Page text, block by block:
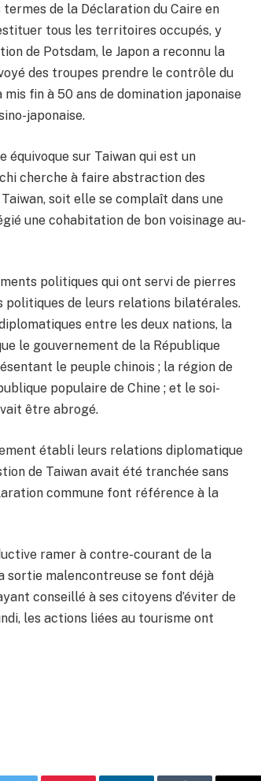
de la Déclaration du Caire en
tous les territoires occupés, y
de Potsdam, le Japon a reconnu la
des troupes prendre le contrôle du
fin à 50 ans de domination japonaise
japonaise.
sur Taiwan qui est un
cherche à faire abstraction des
soit elle se complaît dans une
une cohabitation de bon voisinage au-
politiques qui ont servi de pierres
de leurs relations bilatérales.
entre les deux nations, la
le gouvernement de la République
le peuple chinois ; la région de
populaire de Chine ; et le soi-
être abrogé.
établi leurs relations diplomatique
de Taiwan avait été tranchée sans
commune font référence à la
ramer à contre-courant de la
sortie malencontreuse se font déjà
conseillé à ses citoyens d’éviter de
les actions liées au tourisme ont